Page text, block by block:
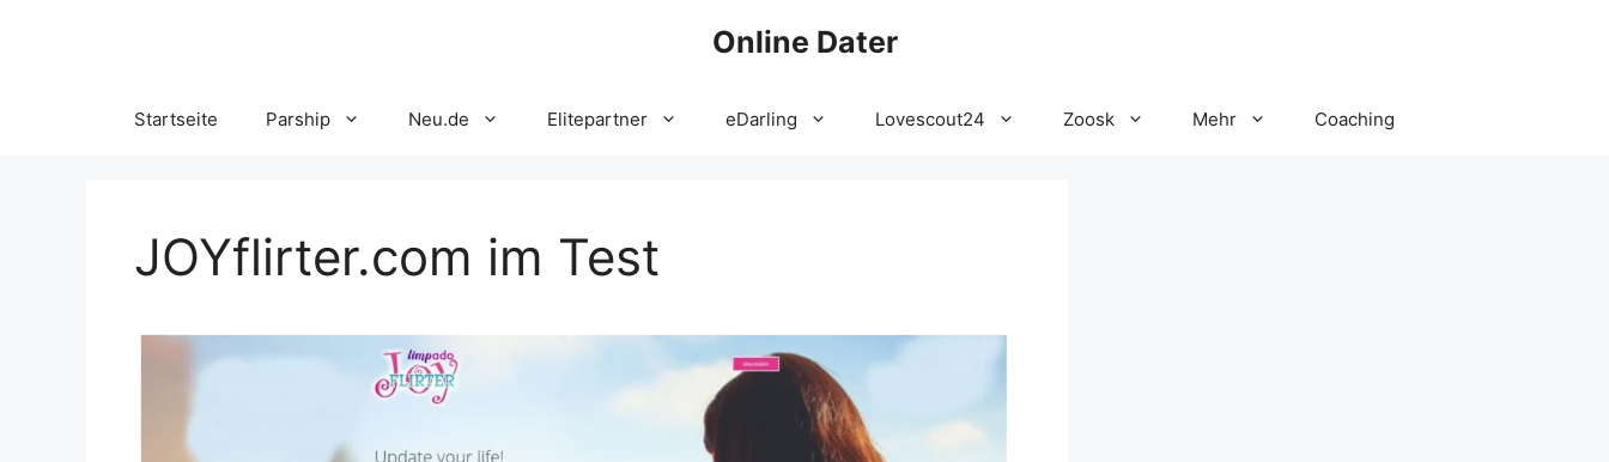
Online Dater
Startseite Parship Neu.de Elitepartner eDarling Lovescout24 Zoosk Mehr Coaching
JOYflirter.com im Test